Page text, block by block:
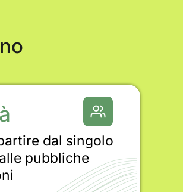
dal singolo
pubbliche